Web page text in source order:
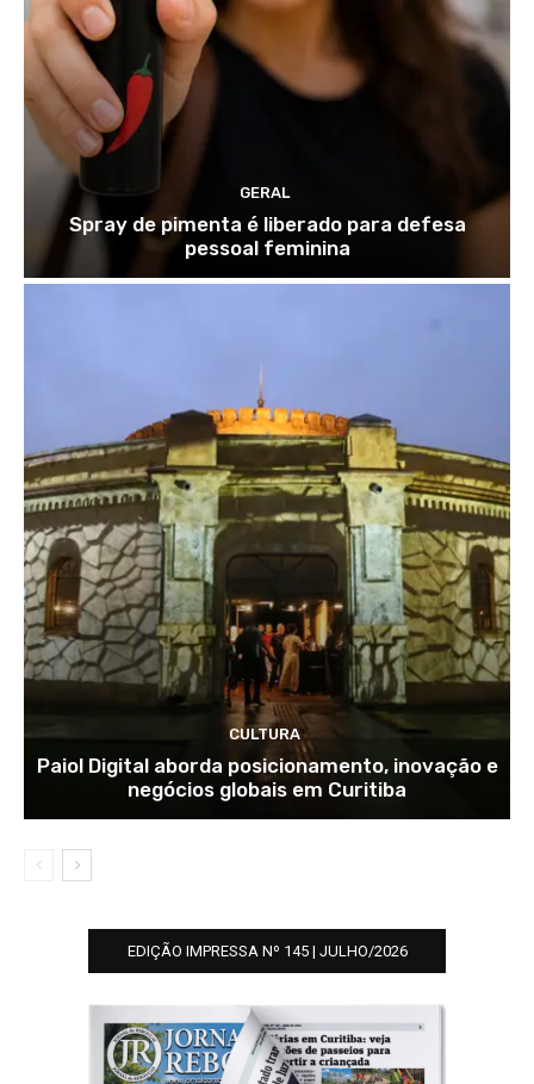
GERAL
Spray de pimenta é liberado para defesa
pessoal feminina
CULTURA
Paiol Digital aborda posicionamento, inovação e
negócios globais em Curitiba
EDIÇÃO IMPRESSA Nº 145 | JULHO/2026